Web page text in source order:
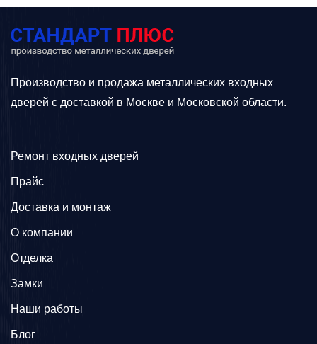
Производство и продажа металлических входных
дверей с доставкой в Москве и Московской области.
Ремонт входных дверей
Прайс
Доставка и монтаж
О компании
Отделка
Замки
Наши работы
Блог